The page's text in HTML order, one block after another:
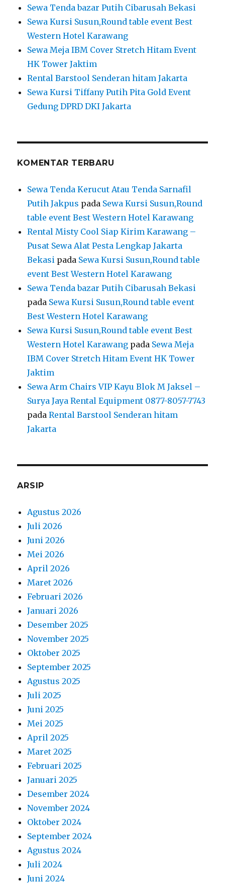
Sewa Tenda bazar Putih Cibarusah Bekasi
Sewa Kursi Susun,Round table event Best
Western Hotel Karawang
Sewa Meja IBM Cover Stretch Hitam Event
HK Tower Jaktim
Rental Barstool Senderan hitam Jakarta
Sewa Kursi Tiffany Putih Pita Gold Event
Gedung DPRD DKI Jakarta
KOMENTAR TERBARU
Sewa Tenda Kerucut Atau Tenda Sarnafil
Putih Jakpus pada Sewa Kursi Susun,Round
table event Best Western Hotel Karawang
Rental Misty Cool Siap Kirim Karawang –
Pusat Sewa Alat Pesta Lengkap Jakarta
Bekasi pada Sewa Kursi Susun,Round table
event Best Western Hotel Karawang
Sewa Tenda bazar Putih Cibarusah Bekasi
pada Sewa Kursi Susun,Round table event
Best Western Hotel Karawang
Sewa Kursi Susun,Round table event Best
Western Hotel Karawang pada Sewa Meja
IBM Cover Stretch Hitam Event HK Tower
Jaktim
Sewa Arm Chairs VIP Kayu Blok M Jaksel –
Surya Jaya Rental Equipment 0877-8057-7743
padaRental Barstool Senderan hitam
Jakarta
ARSIP
Agustus 2026
Juli 2026
Juni 2026
Mei 2026
April 2026
Maret 2026
Februari 2026
Januari 2026
Desember 2025
November 2025
Oktober 2025
September 2025
Agustus 2025
Juli 2025
Juni 2025
Mei 2025
April 2025
Maret 2025
Februari 2025
Januari 2025
Desember 2024
November 2024
Oktober 2024
September 2024
Agustus 2024
Juli 2024
Juni 2024